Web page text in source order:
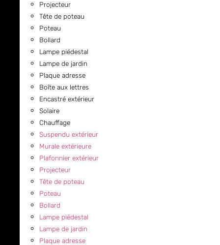
Projecteur
Tête de poteau
Poteau
Bollard
Lampe piédestal
Lampe de jardin
Plaque adresse
Boîte aux lettres
Encastré extérieur
Solaire
Chauffage
Suspendu extérieur
Murale extérieure
Plafonnier extérieur
Projecteur
Tête de poteau
Poteau
Bollard
Lampe piédestal
Lampe de jardin
Plaque adresse